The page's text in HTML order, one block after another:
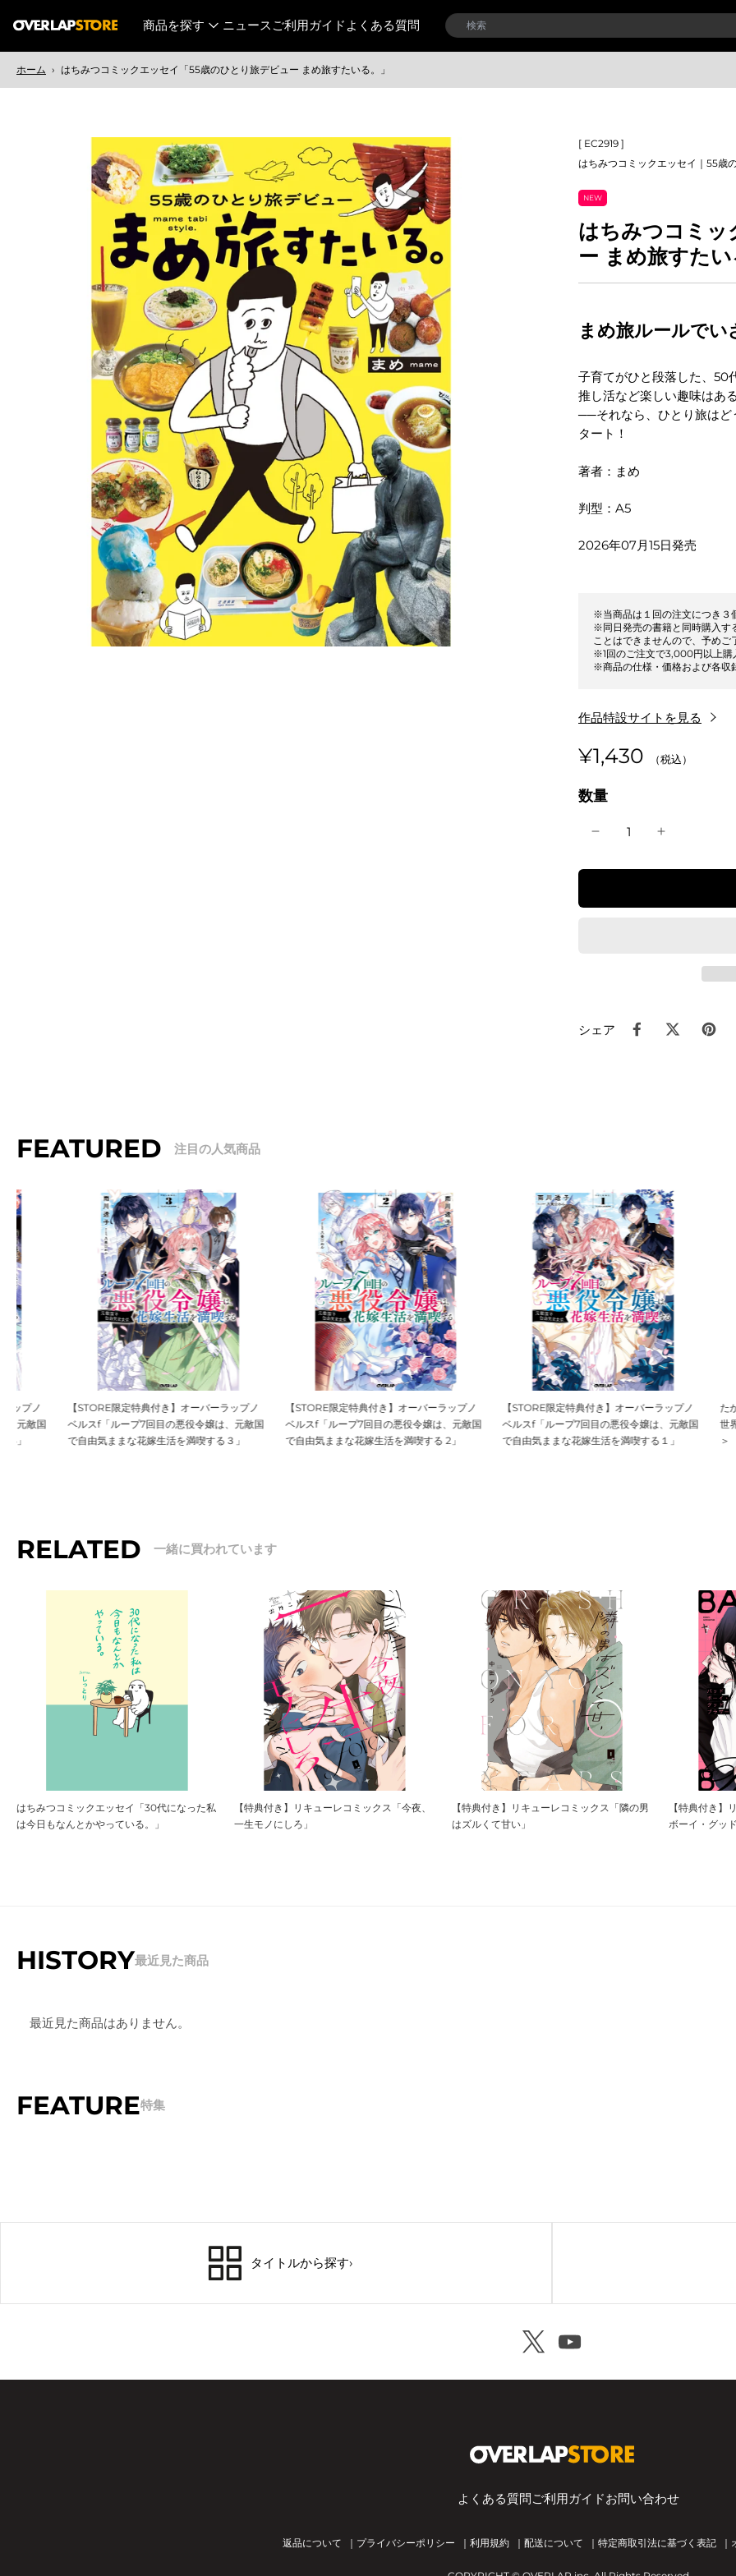
コ
ン
商品を探す 商品を探す メニューを開く
ニュース ご利用ガイド よくある質問
ホーム › はちみつコミックエッセイ「55歳のひとり旅デビュー まめ旅すたいる。」
[ EC2919 ]
はちみつコミックエッセイ｜55歳
NEW
はちみつコミッ
ー まめ旅すたい
まめ旅ルールでい
子育てがひと段落した、50
推し活など楽しい趣味はあ
──それなら、ひとり旅はど
タート！
著者：まめ
判型：A5
2026年07月15日発売
※当商品は１回の注文につき３
※同日発売の書籍と同時購入す
ことはできませんので、予めご
※1回のご注文で3,000円以上購
※商品の仕様・価格および各収
作品特設サイトを見る
¥1,430
数量
シェア
FEATURED
【STORE限定特典付き】オーバーラップノ
ベルスf「ループ7回目の悪役令嬢は、元敵国
で自由気ままな花嫁生活を満喫する３」
【STORE限定特典付き】オーバーラップノ
ベルスf「ループ7回目の悪役令嬢は、元敵国
で自由気ままな花嫁生活を満喫する 2」
【STORE限定特典付き】オーバーラップノ
ベルスf「ループ7回目の悪役令嬢は、元敵国
で自由気ままな花嫁生活を満喫する１」
たかやKi画集
世界最強＜た
＞
RELATED
はちみつコミックエッセイ「30代になった私
は今日もなんとかやっている。」
【特典付き】リキューレコミックス「今夜、
一生モノにしろ」
【特典付き】リキューレコミックス「隣の男
はズルくて甘い」
【特典付き】
ボーイ・グッ
HISTORY最近見た商品
最近見た商品はありません。
FEATURE特集
タイトルから探す›
よくある質問ご利用ガイドお問い合わせ
返品について プライバシーポリシー 利用規約 配送について 特定商取引法に基づく表記